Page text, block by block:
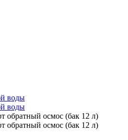
воды
воды
обратный осмос (бак 12 л)
обратный осмос (бак 12 л)